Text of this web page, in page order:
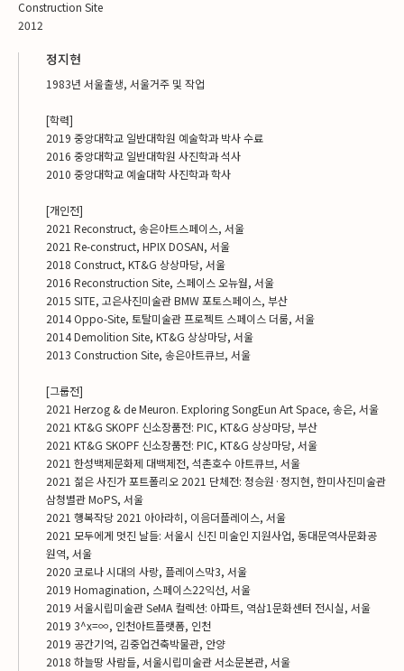
Construction Site
2012
정지현
1983년 서울출생, 서울거주 및 작업
[학력]
2019 중앙대학교 일반대학원 예술학과 박사 수료
2016 중앙대학교 일반대학원 사진학과 석사
2010 중앙대학교 예술대학 사진학과 학사
[개인전]
2021 Reconstruct, 송은아트스페이스, 서울
2021 Re-construct, HPIX DOSAN, 서울
2018 Construct, KT&G 상상마당, 서울
2016 Reconstruction Site, 스페이스 오뉴월, 서울
2015 SITE, 고은사진미술관 BMW 포토스페이스, 부산
2014 Oppo-Site, 토탈미술관 프로젝트 스페이스 더룸, 서울
2014 Demolition Site, KT&G 상상마당, 서울
2013 Construction Site, 송은아트큐브, 서울
[그룹전]
2021 Herzog & de Meuron. Exploring SongEun Art Space, 송은, 서울
2021 KT&G SKOPF 신소장품전: PIC, KT&G 상상마당, 부산
2021 KT&G SKOPF 신소장품전: PIC, KT&G 상상마당, 서울
2021 한성백제문화제 대백제전, 석촌호수 아트큐브, 서울
2021 젊은 사진가 포트폴리오 2021 단체전: 정승원·정지현, 한미사진미술관
삼청별관 MoPS, 서울
2021 행복작당 2021 아아라히, 이음더플레이스, 서울
2021 모두에게 멋진 날들: 서울시 신진 미술인 지원사업, 동대문역사문화공
원역, 서울
2020 코로나 시대의 사랑, 플레이스막3, 서울
2019 Homagination, 스페이스22익선, 서울
2019 서울시립미술관 SeMA 컬렉션: 아파트, 역삼1문화센터 전시실, 서울
2019 3^x=∞, 인천아트플랫폼, 인천
2019 공간기억, 김중업건축박물관, 안양
2018 하늘땅 사람들, 서울시립미술관 서소문본관, 서울